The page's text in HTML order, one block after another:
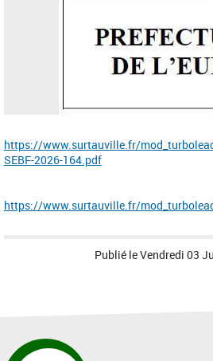
https://www.surtauville.fr/
SEBF-2026-164.pdf
https://www.surtauville.fr/
Publié leVendredi 03